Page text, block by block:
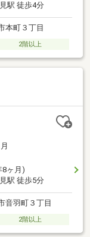
駅 徒歩4分
本町３丁目
2階以上
8ヶ月)
駅 徒歩5分
音羽町３丁目
2階以上